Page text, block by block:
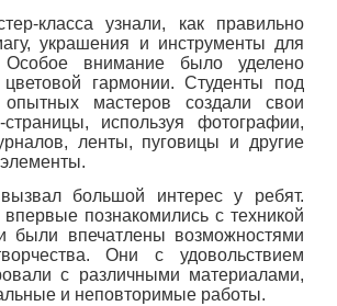
класса узнали, как правильно
украшения и инструменты для
Особое внимание было уделено
гармонии. Студенты под
опытных мастеров создали свои
используя фотографии,
ленты, пуговицы и другие
вызвал большой интерес у ребят.
познакомились с техникой
были впечатлены возможностями
Они с удовольствием
с различными материалами,
и неповторимые работы.